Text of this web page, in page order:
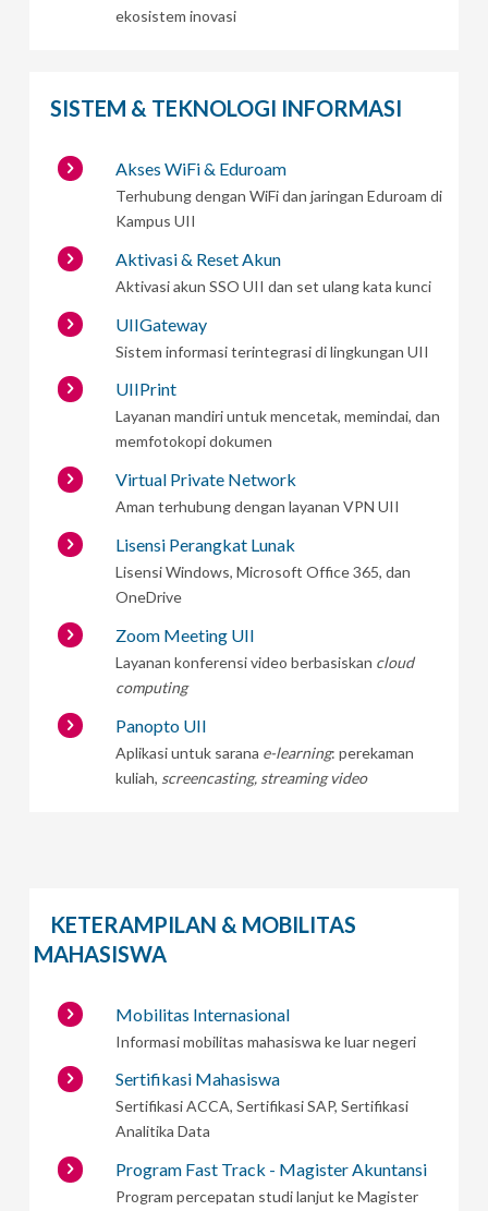
ekosistem inovasi
SISTEM & TEKNOLOGI INFORMASI
Akses WiFi & Eduroam
Terhubung dengan WiFi dan jaringan Eduroam di
Kampus UII
Aktivasi & Reset Akun
Aktivasi akun SSO UII dan set ulang kata kunci
UIIGateway
Sistem informasi terintegrasi di lingkungan UII
UIIPrint
Layanan mandiri untuk mencetak, memindai, dan
memfotokopi dokumen
Virtual Private Network
Aman terhubung dengan layanan VPN UII
Lisensi Perangkat Lunak
Lisensi Windows, Microsoft Office 365, dan
OneDrive
Zoom Meeting UII
Layanan konferensi video berbasiskan cloud
computing
Panopto UII
Aplikasi untuk sarana e-learning: perekaman
kuliah, screencasting, streaming video
KETERAMPILAN & MOBILITAS
MAHASISWA
Mobilitas Internasional
Informasi mobilitas mahasiswa ke luar negeri
Sertifikasi Mahasiswa
Sertifikasi ACCA, Sertifikasi SAP, Sertifikasi
Analitika Data
Program Fast Track - Magister Akuntansi
Program percepatan studi lanjut ke Magister